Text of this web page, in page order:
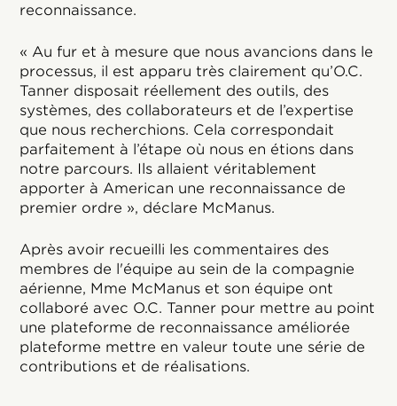
reconnaissance.
« Au fur et à mesure que nous avancions dans le
processus, il est apparu très clairement qu’O.C.
Tanner disposait réellement des outils, des
systèmes, des collaborateurs et de l’expertise
que nous recherchions. Cela correspondait
parfaitement à l’étape où nous en étions dans
notre parcours. Ils allaient véritablement
apporter à American une reconnaissance de
premier ordre », déclare McManus.
Après avoir recueilli les commentaires des
membres de l'équipe au sein de la compagnie
aérienne, Mme McManus et son équipe ont
collaboré avec O.C. Tanner pour mettre au point
une plateforme de reconnaissance améliorée
plateforme mettre en valeur toute une série de
contributions et de réalisations.